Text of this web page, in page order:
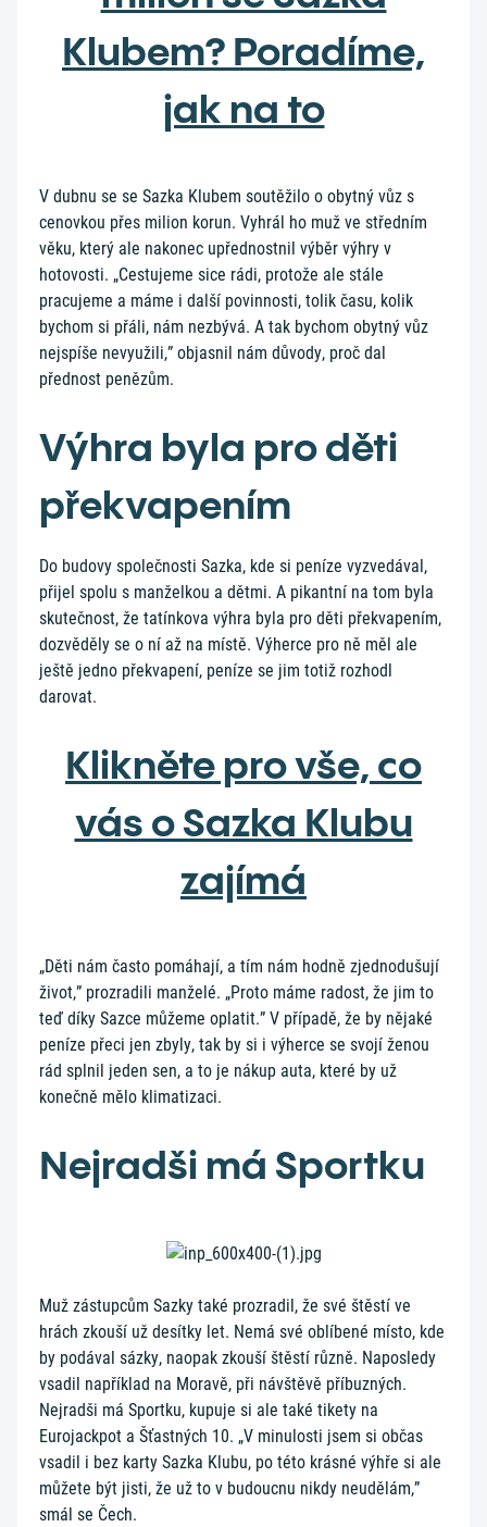
Klubem? Poradíme,
jak na to
V dubnu se se Sazka Klubem soutěžilo o obytný vůz s
cenovkou přes milion korun. Vyhrál ho muž ve středním
věku, který ale nakonec upřednostnil výběr výhry v
hotovosti. „Cestujeme sice rádi, protože ale stále
pracujeme a máme i další povinnosti, tolik času, kolik
bychom si přáli, nám nezbývá. A tak bychom obytný vůz
nejspíše nevyužili,” objasnil nám důvody, proč dal
přednost penězům.
Výhra byla pro děti
překvapením
Do budovy společnosti Sazka, kde si peníze vyzvedával,
přijel spolu s manželkou a dětmi. A pikantní na tom byla
skutečnost, že tatínkova výhra byla pro děti překvapením,
dozvěděly se o ní až na místě. Výherce pro ně měl ale
ještě jedno překvapení, peníze se jim totiž rozhodl
darovat.
Klikněte pro vše, co
vás o Sazka Klubu
zajímá
„Děti nám často pomáhají, a tím nám hodně zjednodušují
život,” prozradili manželé. „Proto máme radost, že jim to
teď díky Sazce můžeme oplatit.” V případě, že by nějaké
peníze přeci jen zbyly, tak by si i výherce se svojí ženou
rád splnil jeden sen, a to je nákup auta, které by už
konečně mělo klimatizaci.
Nejradši má Sportku
Muž zástupcům Sazky také prozradil, že své štěstí ve
hrách zkouší už desítky let. Nemá své oblíbené místo, kde
by podával sázky, naopak zkouší štěstí různě. Naposledy
vsadil například na Moravě, při návštěvě příbuzných.
Nejradši má Sportku, kupuje si ale také tikety na
Eurojackpot a Šťastných 10. „V minulosti jsem si občas
vsadil i bez karty Sazka Klubu, po této krásné výhře si ale
můžete být jisti, že už to v budoucnu nikdy neudělám,”
smál se Čech.